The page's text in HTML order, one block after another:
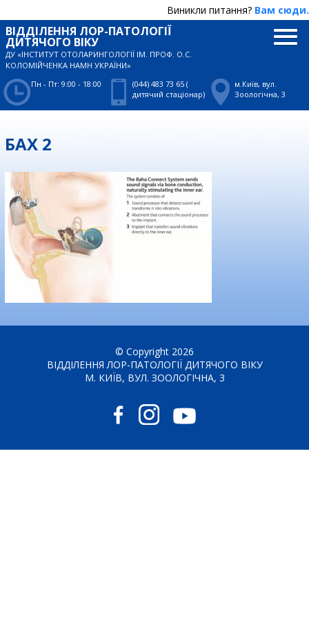
Виникли питання? Вам сюди.
ВІДДІЛЕННЯ ЛОР-ПАТОЛОГІЇ
ДИТЯЧОГО ВІКУ
ДУ «ІНСТИТУТ ОТОЛАРИНГОЛОГІЇ ІМ. ПРОФ. О.С.
КОЛОМІЙЧЕНКА НАМН УКРАЇНИ»
м.Київ, вул.
Зоологічна, 3
(044) 483 73 65 (
дитячий стаціонар)
Пн - Пт: 9:00 - 18:00
БАХ 2
© Copyright 2026
ВІДДІЛЕННЯ ЛОР-ПАТОЛОГІЇ ДИТЯЧОГО ВІКУ
М. КИЇВ, ВУЛ. ЗООЛОГІЧНА, 3